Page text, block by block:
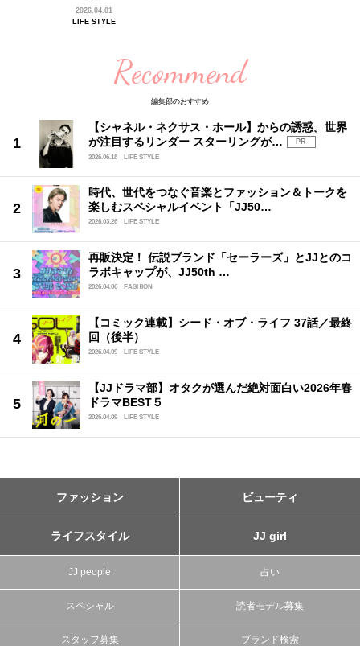
2026.04.01
LIFE STYLE
Recommend
編集部のおすすめ
【シャネル・ネクサス・ホール】からの誘惑。世界
が注目するリンダー スターリングが…
PR
2026.06.18
LIFE STYLE
時代、世代をつなぐ音楽とファッション＆トークを
楽しむスペシャルイベント「JJ50…
2026.03.26 LIFE STYLE
再販決定！ 伝説ブランド「セーラーズ」とJJとのコ
ラボキャップが、JJ50th …
2026.04.06 FASHION
【コミック連載】シード・オブ・ライフ 37話／最終
回（後半）
2026.04.09 LIFE STYLE
【JJドラマ部】オタクが選んだ絶対面白い2026年春
ドラマBEST５
2026.04.09 LIFE STYLE
ファッション ビューティ
ライフスタイル JJ girl
JJ people 占い
スペシャル 読者モデル募集
スタッフ募集 ブランド検索